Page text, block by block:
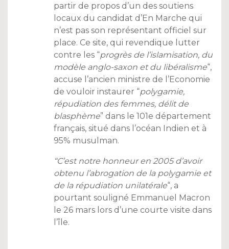
partir de propos d’un des soutiens
locaux du candidat d’En Marche qui
n’est pas son représentant officiel sur
place. Ce site, qui revendique lutter
contre les “progrès de l’islamisation, du
modèle anglo-saxon et du libéralisme“,
accuse l’ancien ministre de l’Economie
de vouloir instaurer “polygamie,
répudiation des femmes, délit de
blasphème” dans le 101e département
français, situé dans l’océan Indien et à
95% musulman.
“C’est notre honneur en 2005 d’avoir
obtenu l’abrogation de la polygamie et
de la répudiation unilatérale“, a
pourtant souligné Emmanuel Macron
le 26 mars lors d’une courte visite dans
l’île.